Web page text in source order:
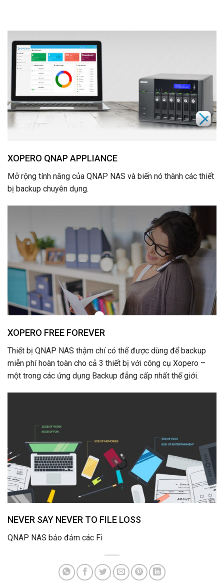
XOPERO QNAP APPLIANCE
Mở rộng tính năng của QNAP NAS và biến nó thành các thiết
bị backup chuyên dụng.
XOPERO FREE FOREVER
Thiết bị QNAP NAS thậm chí có thể được dùng để backup
miễn phí hoàn toàn cho cả 3 thiết bị với công cụ Xopero –
một trong các ứng dụng Backup đẳng cấp nhất thế giới.
NEVER SAY NEVER TO FILE LOSS
QNAP NAS bảo đảm các Fi